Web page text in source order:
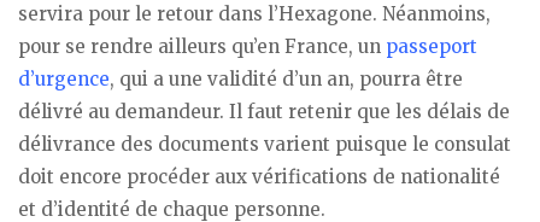
servira pour le retour dans l’Hexagone. Néanmoins,
pour se rendre ailleurs qu’en France, un passeport
d’urgence, qui a une validité d’un an, pourra être
délivré au demandeur. Il faut retenir que les délais de
délivrance des documents varient puisque le consulat
doit encore procéder aux vérifications de nationalité
et d’identité de chaque personne.